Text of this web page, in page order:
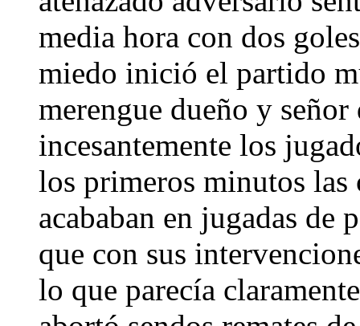
media hora con dos
miedo inició el partido
merengue dueño y
incesantemente los
los primeros minutos
acababan en jugadas de
que con sus
lo que parecía